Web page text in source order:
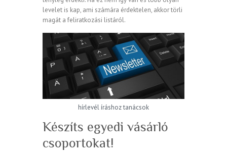
levelet is kap, ami számára érdektelen, akkor törli
magát a feliratkozási listáról.
hírlevél íráshoz tanácsok
Készíts egyedi vásárló
csoportokat!